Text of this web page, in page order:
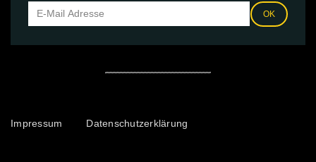
OK
Impressum Datenschutzerklärung